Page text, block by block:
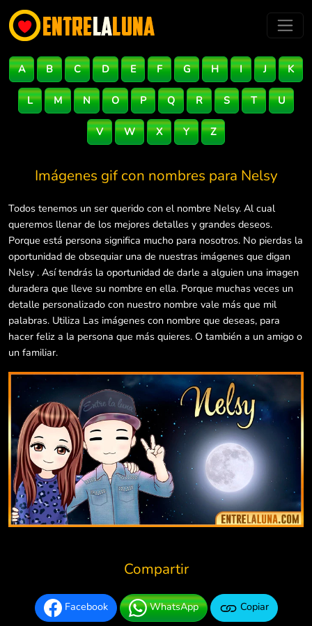
A B C D E F G H I J K
L M N O P Q R S T U
V W X Y Z
Imágenes gif con nombres para Nelsy
Todos tenemos un ser querido con el nombre Nelsy. Al cual
queremos llenar de los mejores detalles y grandes deseos.
Porque está persona significa mucho para nosotros. No pierdas la
oportunidad de obsequiar una de nuestras imágenes que digan
Nelsy . Así tendrás la oportunidad de darle a alguien una imagen
duradera que lleve su nombre en ella. Porque muchas veces un
detalle personalizado con nuestro nombre vale más que mil
palabras. Utiliza Las imágenes con nombre que deseas, para
hacer feliz a la persona que más quieres. O también a un amigo o
un familiar.
Compartir
Facebook WhatsApp Copiar